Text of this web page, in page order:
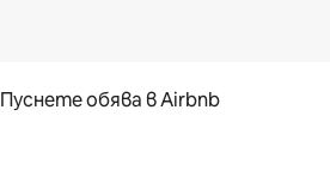
Пуснете обява в Airbnb